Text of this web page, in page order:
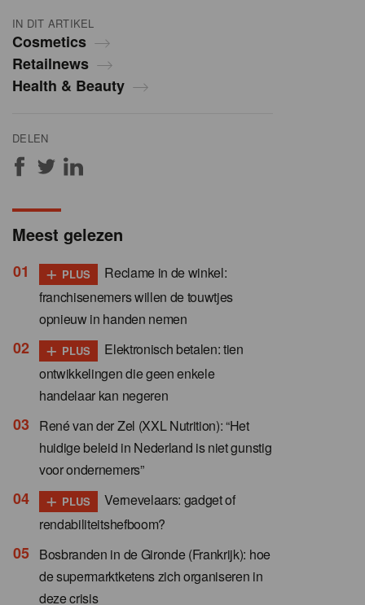
IN DIT ARTIKEL
Cosmetics
Retailnews
Health & Beauty
DELEN
Meest gelezen
+ PLUS
Reclame in de winkel:
franchisenemers willen de touwtjes
opnieuw in handen nemen
+ PLUS
Elektronisch betalen: tien
ontwikkelingen die geen enkele
handelaar kan negeren
René van der Zel (XXL Nutrition): “Het
huidige beleid in Nederland is niet gunstig
voor ondernemers”
+ PLUS
Vernevelaars: gadget of
rendabiliteitshefboom?
Bosbranden in de Gironde (Frankrijk): hoe
de supermarktketens zich organiseren in
deze crisis